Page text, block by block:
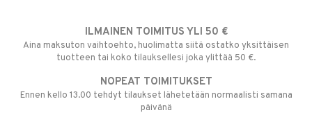
ILMAINEN TOIMITUS YLI 50 €
Aina maksuton vaihtoehto, huolimatta siitä ostatko yksittäisen
tuotteen tai koko tilauksellesi joka ylittää 50 €.
NOPEAT TOIMITUKSET
Ennen kello 13.00 tehdyt tilaukset lähetetään normaalisti samana
päivänä